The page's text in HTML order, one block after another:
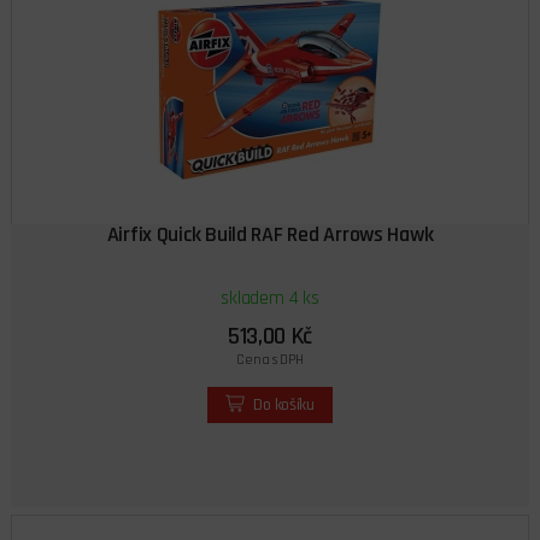
Airfix Quick Build RAF Red Arrows Hawk
skladem 4 ks
513,00 Kč
Cena s DPH
Do košíku